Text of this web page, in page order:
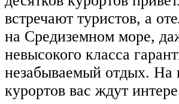
встречают туристов, а
на Средиземном море,
невысокого класса
незабываемый отдых. На
курортов вас ждут